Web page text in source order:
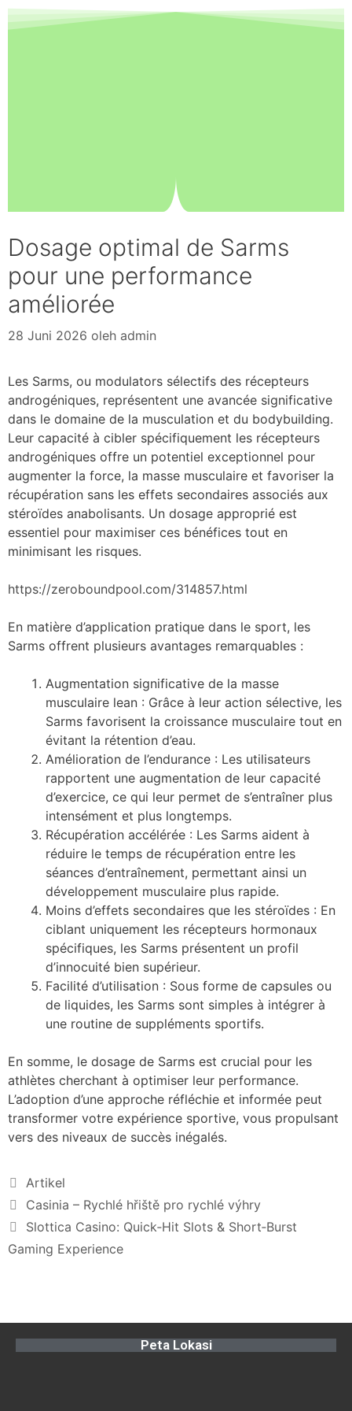
Dosage optimal de Sarms
pour une performance
améliorée
28 Juni 2026 oleh admin
Les Sarms, ou modulators sélectifs des récepteurs
androgéniques, représentent une avancée significative
dans le domaine de la musculation et du bodybuilding.
Leur capacité à cibler spécifiquement les récepteurs
androgéniques offre un potentiel exceptionnel pour
augmenter la force, la masse musculaire et favoriser la
récupération sans les effets secondaires associés aux
stéroïdes anabolisants. Un dosage approprié est
essentiel pour maximiser ces bénéfices tout en
minimisant les risques.
https://zeroboundpool.com/314857.html
En matière d’application pratique dans le sport, les
Sarms offrent plusieurs avantages remarquables :
Augmentation significative de la masse
musculaire lean : Grâce à leur action sélective, les
Sarms favorisent la croissance musculaire tout en
évitant la rétention d’eau.
Amélioration de l’endurance : Les utilisateurs
rapportent une augmentation de leur capacité
d’exercice, ce qui leur permet de s’entraîner plus
intensément et plus longtemps.
Récupération accélérée : Les Sarms aident à
réduire le temps de récupération entre les
séances d’entraînement, permettant ainsi un
développement musculaire plus rapide.
Moins d’effets secondaires que les stéroïdes : En
ciblant uniquement les récepteurs hormonaux
spécifiques, les Sarms présentent un profil
d’innocuité bien supérieur.
Facilité d’utilisation : Sous forme de capsules ou
de liquides, les Sarms sont simples à intégrer à
une routine de suppléments sportifs.
En somme, le dosage de Sarms est crucial pour les
athlètes cherchant à optimiser leur performance.
L’adoption d’une approche réfléchie et informée peut
transformer votre expérience sportive, vous propulsant
vers des niveaux de succès inégalés.
Artikel
Casinia – Rychlé hřiště pro rychlé výhry
Slottica Casino: Quick‑Hit Slots & Short‑Burst
Gaming Experience
Peta Lokasi